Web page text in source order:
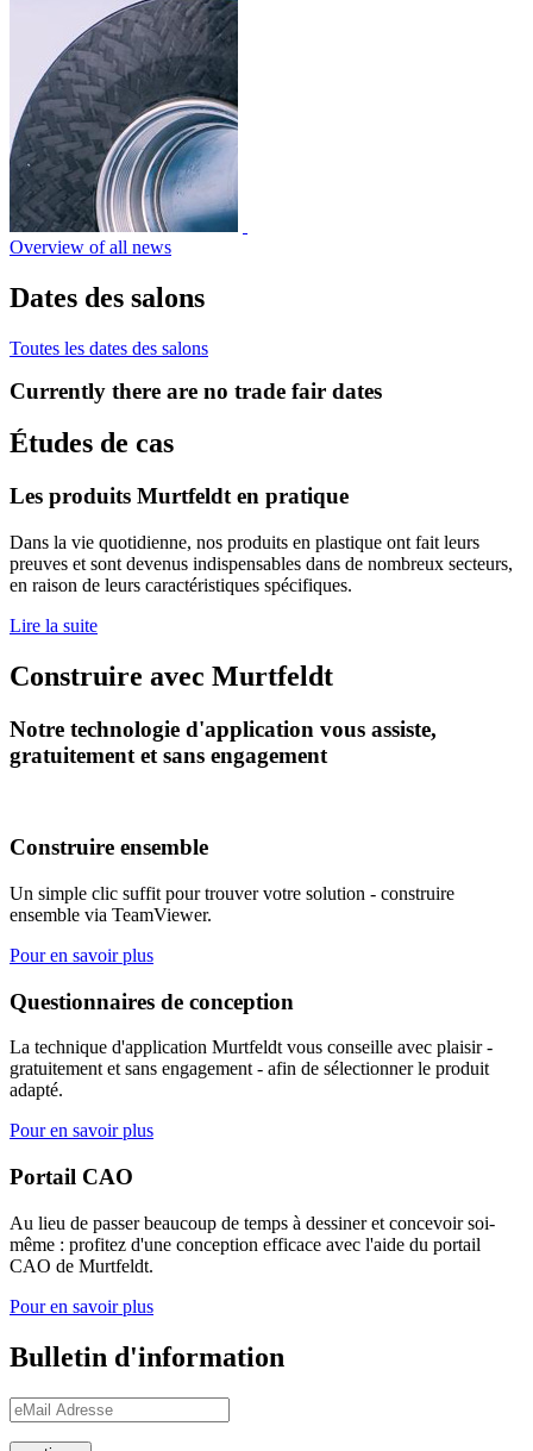
Overview of all news
Dates des salons
Toutes les dates des salons
Currently there are no trade fair dates
Études de cas
Les produits Murtfeldt en pratique
Dans la vie quotidienne, nos produits en plastique ont fait leurs
preuves et sont devenus indispensables dans de nombreux secteurs,
en raison de leurs caractéristiques spécifiques.
Lire la suite
Construire avec Murtfeldt
Notre technologie d'application vous assiste,
gratuitement et sans engagement
Construire ensemble
Un simple clic suffit pour trouver votre solution - construire
ensemble via TeamViewer.
Pour en savoir plus
Questionnaires de conception
La technique d'application Murtfeldt vous conseille avec plaisir -
gratuitement et sans engagement - afin de sélectionner le produit
adapté.
Pour en savoir plus
Portail CAO
Au lieu de passer beaucoup de temps à dessiner et concevoir soi-
même : profitez d'une conception efficace avec l'aide du portail
CAO de Murtfeldt.
Pour en savoir plus
Bulletin d'information